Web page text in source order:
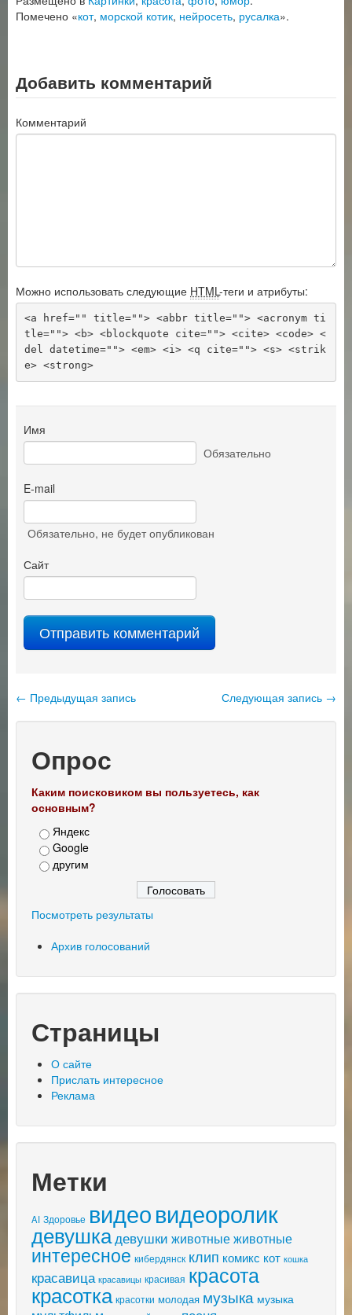
Помечено «кот, морской котик, нейросеть, русалка».
Добавить комментарий
Комментарий
Можно использовать следующие HTML-теги и атрибуты:
<a href="" title=""> <abbr title=""> <acronym ti
tle=""> <b> <blockquote cite=""> <cite> <code> <
del datetime=""> <em> <i> <q cite=""> <s> <strik
e> <strong>
Имя
Обязательно
E-mail
Обязательно, не будет опубликован
Сайт
Навигация по записям
Следующая запись →
← Предыдущая запись
Опрос
Каким поисковиком вы пользуетесь, как
основным?
Яндекс
Google
другим
Посмотреть результаты
Архив голосований
Страницы
О сайте
Прислать интересное
Реклама
Метки
AI Здоровье видеовидеоролик
девушка девушки животныеживотные
интересное кибердянск клип комикс кот кошка
красавица красавицы красивая красота
красотка красотки молодая музыка музыка